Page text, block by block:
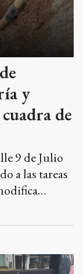
y
de
9 de Julio
a las tareas